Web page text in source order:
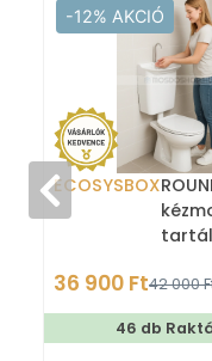
-12% AKCIÓ
ECOSYSBOX
36 900 Ft42 000
46 db